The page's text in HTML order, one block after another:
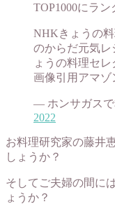
TOP1000にラン
NHKきょうの
のからだ元気レ
ょうの料理セ
画像引用アマゾ
— ホンサガスで
2022
お料理研究家の藤井
しょうか？
そしてご夫婦の間に
ょうか？